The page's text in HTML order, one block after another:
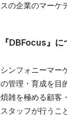
スの企業のマーケ
『DBFocus』に
シンフォニーマー
の管理・育成を目
煩雑を極める顧客
スタッフが行うこ